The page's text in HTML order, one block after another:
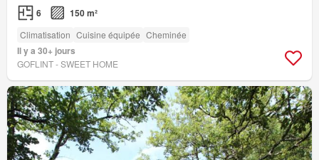
6 150 m²
Climatisation Cuisine équipée Cheminée
Il y a 30+ jours
GOFLINT - SWEET HOME